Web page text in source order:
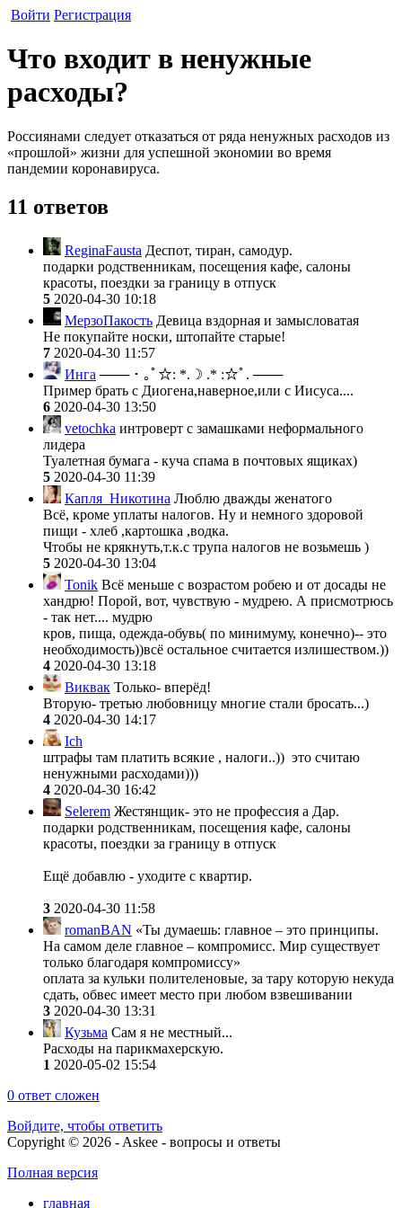
Войти Регистрация
Что входит в ненужные
расходы?
Россиянами следует отказаться от ряда ненужных расходов из
«прошлой» жизни для успешной экономии во время
пандемии коронавируса.
11 ответов
ReginaFausta Деспот, тиран, самодур.
подарки родственникам, посещения кафе, салоны
красоты, поездки за границу в отпуск
5 2020-04-30 10:18
МерзоПакость Девица вздорная и замысловатая
Не покупайте носки, штопайте старые!
7 2020-04-30 11:57
Инга ─── ･ ｡ﾟ☆: *.☽ .* :☆ﾟ. ───
Пример брать с Диогена,наверное,или с Иисуса....
6 2020-04-30 13:50
vetochka интроверт с замашками неформального
лидера
Туалетная бумага - куча спама в почтовых ящиках)
5 2020-04-30 11:39
Капля_Никотина Люблю дважды женатого
Всё, кроме уплаты налогов. Ну и немного здоровой
пищи - хлеб ,картошка ,водка.
Чтобы не крякнуть,т.к.с трупа налогов не возьмешь )
5 2020-04-30 13:04
Tonik Всё меньше с возрастом робею и от досады не
хандрю! Порой, вот, чувствую - мудрею. А присмотрюсь
- так нет.... мудрю
кров, пища, одежда-обувь( по минимуму, конечно)-- это
необходимость))всё остальное считается излишеством.))
4 2020-04-30 13:18
Виквак Только- вперёд!
Вторую- третью любовницу многие стали бросать...)
4 2020-04-30 14:17
Ich
штрафы там платить всякие , налоги..)) это считаю
ненужными расходами)))
4 2020-04-30 16:42
Selerem Жестянщик- это не профессия а Дар.
подарки родственникам, посещения кафе, салоны
красоты, поездки за границу в отпуск
Ещё добавлю - уходите с квартир.
3 2020-04-30 11:58
romanBAN «Ты думаешь: главное – это принципы.
На самом деле главное – компромисс. Мир существует
только благодаря компромиссу»
оплата за кульки полителеновые, за тару которую некуда
сдать, обвес имеет место при любом взвешивании
3 2020-04-30 13:31
Кузьма Сам я не местный...
Расходы на парикмахерскую.
1 2020-05-02 15:54
0 ответ сложен
Войдите, чтобы ответить
Copyright © 2026 - Askee - вопросы и ответы
Полная версия
главная